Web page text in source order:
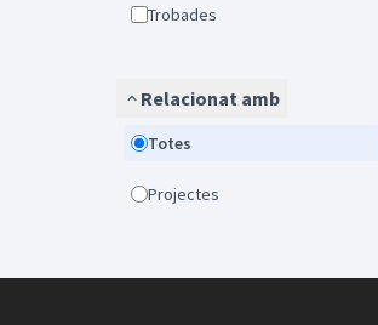
Trobades
Relacionat amb
Totes
Projectes